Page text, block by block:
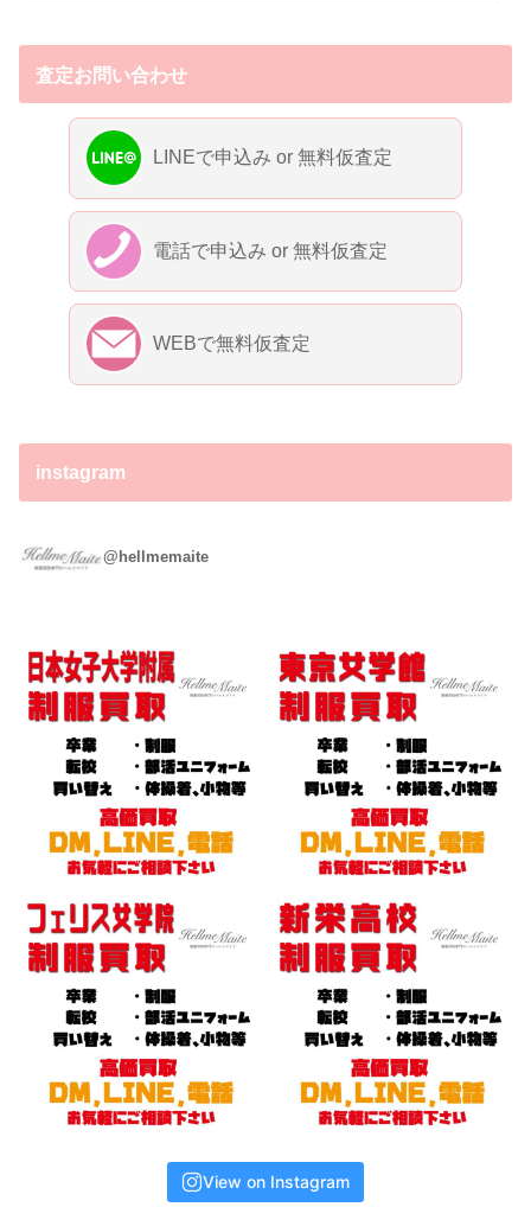
査定お問い合わせ
LINEで申込み or 無料仮査定
電話で申込み or 無料仮査定
WEBで無料仮査定
instagram
@hellmemaite
View on Instagram